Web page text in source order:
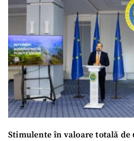
Stimulente în valoare totală de